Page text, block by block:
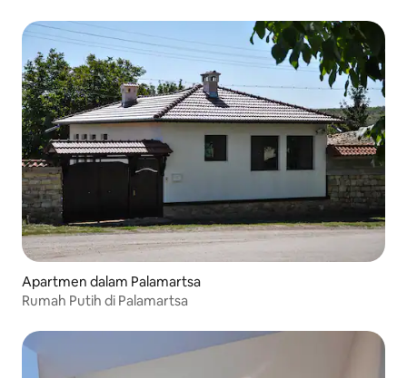
Apartmen dalam Palamartsa
Rumah Putih di Palamartsa